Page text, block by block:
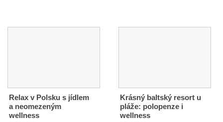
Relax v Polsku s jídlem
a neomezeným
wellness
Krásný baltský resort u
pláže: polopenze i
wellness